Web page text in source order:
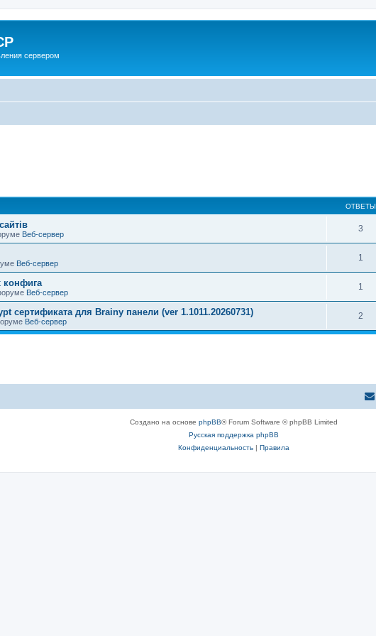
сервером
ОТВЕТЫ
Веб-сервер
3
Веб-сервер
1
конфига
Веб-сервер
1
сертификата для Brainy панели (ver 1.1011.20260731)
Веб-сервер
2
Создано на основе phpBB® Forum Software © phpBB Limited
Русская поддержка phpBB
Конфиденциальность| Правила